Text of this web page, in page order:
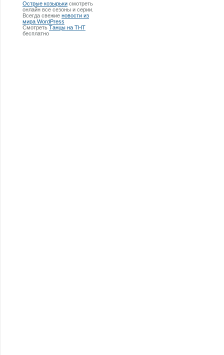
Острые козырьки смотреть
онлайн все сезоны и серии.
Всегда свежие новости из
мира WordPress
Смотреть Танцы на ТНТ
бесплатно